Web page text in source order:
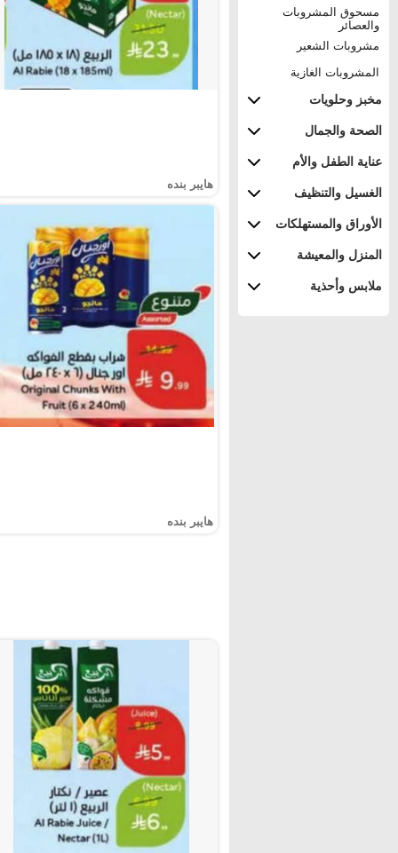
مسحوق المشروبات
والعصائر
مشروبات الشعير
المشروبات الغازية
مخبز وحلويات
الصحة والجمال
عناية الطفل والأم
الغسيل والتنظيف
الأوراق والمستهلكات
المنزل والمعيشة
ملابس وأحذية
هايبر بنده
هايبر بنده